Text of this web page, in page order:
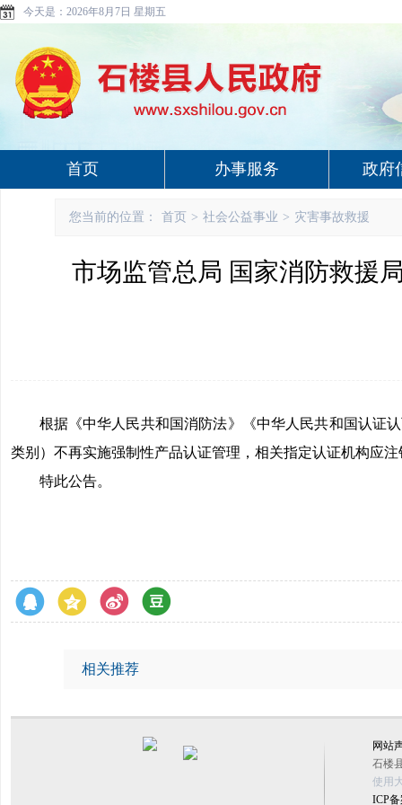
今天是： 2026年8月7日 星期五
首页 办事服务 政府
您当前的位置： 首页 > 社会公益事业 > 灾害事故救援
市场监管总局 国家消防救援
根据《中华人民共和国消防法》《中华人民共和国认证
类别）不再实施强制性产品认证管理，相关指定认证机构应
特此公告。
相关推荐
网站
石楼
使用
ICP